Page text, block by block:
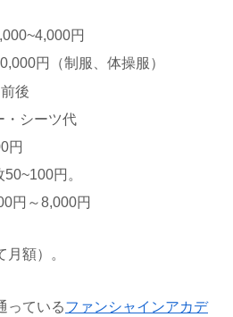
円
円（制服、体操服）
後
・シーツ代
円
円。
円～8,000円
額）。
っているファンシャインアカデ